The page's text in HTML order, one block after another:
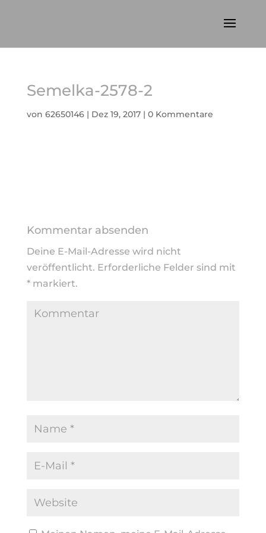
Semelka-2578-2
von 62650146| Dez 19, 2017| 0 Kommentare
Kommentar absenden
Deine E-Mail-Adresse wird nicht
veröffentlicht. Erforderliche Felder sind mit
*markiert.